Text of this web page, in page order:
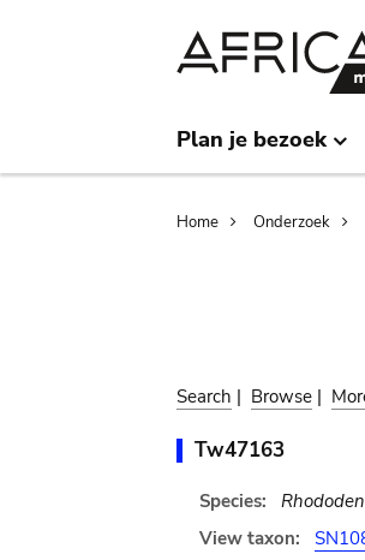
Plan je bezoek
Home Onderzoek
Search | Browse |
Tw47163
Species:
View taxon: